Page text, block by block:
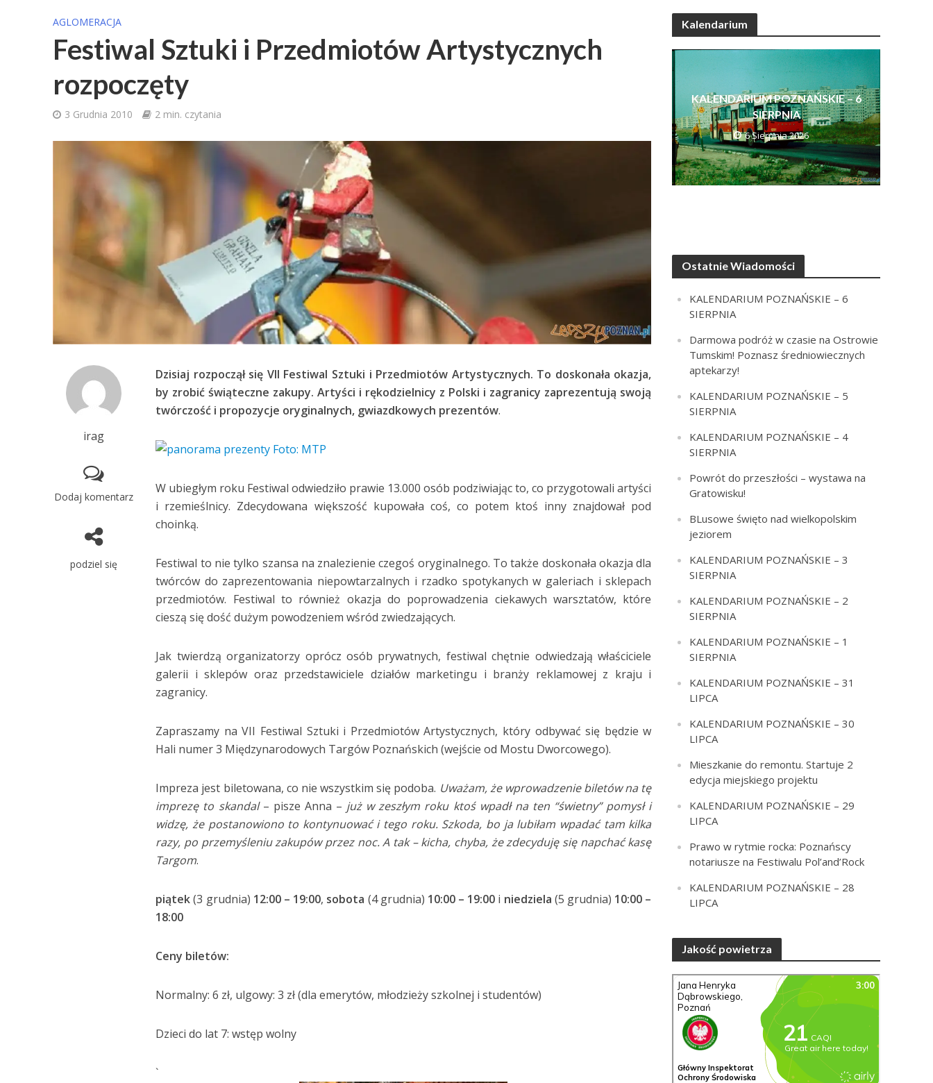
AGLOMERACJA
Festiwal Sztuki i Przedmiotów Artystycznych
rozpoczęty
3 Grudnia 2010 2 min. czytania
irag
Dodaj komentarz
podziel się
Dzisiaj rozpoczął się VII Festiwal Sztuki i Przedmiotów Artystycznych. To doskonała okazja,
by zrobić świąteczne zakupy. Artyści i rękodzielnicy z Polski i zagranicy zaprezentują swoją
twórczość i propozycje oryginalnych, gwiazdkowych prezentów.
W ubiegłym roku Festiwal odwiedziło prawie 13.000 osób podziwiając to, co przygotowali artyści
i rzemieślnicy. Zdecydowana większość kupowała coś, co potem ktoś inny znajdował pod
choinką.
Festiwal to nie tylko szansa na znalezienie czegoś oryginalnego. To także doskonała okazja dla
twórców do zaprezentowania niepowtarzalnych i rzadko spotykanych w galeriach i sklepach
przedmiotów. Festiwal to również okazja do poprowadzenia ciekawych warsztatów, które
cieszą się dość dużym powodzeniem wśród zwiedzających.
Jak twierdzą organizatorzy oprócz osób prywatnych, festiwal chętnie odwiedzają właściciele
galerii i sklepów oraz przedstawiciele działów marketingu i branży reklamowej z kraju i
zagranicy.
Zapraszamy na VII Festiwal Sztuki i Przedmiotów Artystycznych, który odbywać się będzie w
Hali numer 3 Międzynarodowych Targów Poznańskich (wejście od Mostu Dworcowego).
Impreza jest biletowana, co nie wszystkim się podoba. Uważam, że wprowadzenie biletów na tę
imprezę to skandal– pisze Anna – już w zeszłym roku ktoś wpadł na ten “świetny” pomysł i
widzę, że postanowiono to kontynuować i tego roku. Szkoda, bo ja lubiłam wpadać tam kilka
razy, po przemyśleniu zakupów przez noc. A tak – kicha, chyba, że zdecyduję się napchać kasę
Targom.
piątek(3 grudnia) 12:00 – 19:00, sobota (4 grudnia) 10:00 – 19:00 i niedziela (5 grudnia) 10:00 –
18:00
Ceny biletów:
Normalny: 6 zł, ulgowy: 3 zł (dla emerytów, młodzieży szkolnej i studentów)
Dzieci do lat 7: wstęp wolny
`
Kalendarium
KALENDARIUM POZNAŃSKIE – 6
SIERPNIA
6 Sierpnia 2026
Ostatnie Wiadomości
KALENDARIUM POZNAŃSKIE – 6
SIERPNIA
Darmowa podróż w czasie na Ostrowie
Tumskim! Poznasz średniowiecznych
aptekarzy!
KALENDARIUM POZNAŃSKIE – 5
SIERPNIA
KALENDARIUM POZNAŃSKIE – 4
SIERPNIA
Powrót do przeszłości – wystawa na
Gratowisku!
BLusowe święto nad wielkopolskim
jeziorem
KALENDARIUM POZNAŃSKIE – 3
SIERPNIA
KALENDARIUM POZNAŃSKIE – 2
SIERPNIA
KALENDARIUM POZNAŃSKIE – 1
SIERPNIA
KALENDARIUM POZNAŃSKIE – 31
LIPCA
KALENDARIUM POZNAŃSKIE – 30
LIPCA
Mieszkanie do remontu. Startuje 2
edycja miejskiego projektu
KALENDARIUM POZNAŃSKIE – 29
LIPCA
Prawo w rytmie rocka: Poznańscy
notariusze na Festiwalu Pol’and’Rock
KALENDARIUM POZNAŃSKIE – 28
LIPCA
Jakość powietrza